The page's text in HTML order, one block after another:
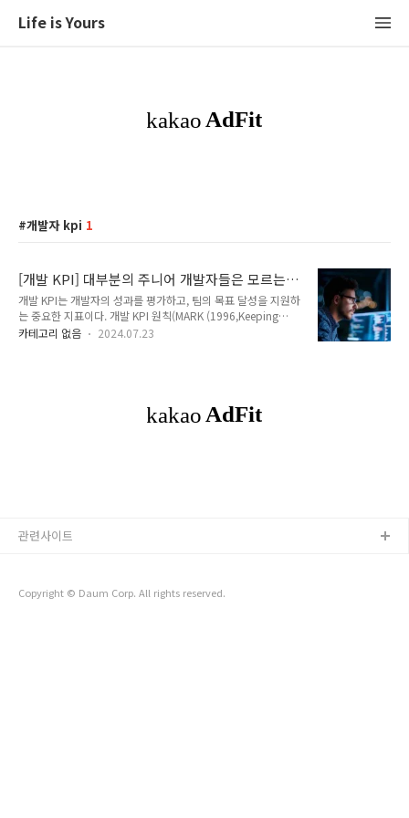
Life is Yours
개발자 kpi 1
[개발 KPI] 대부분의 주니어 개발자들은 모르는
핵심 성과 지표
개발 KPI는 개발자의 성과를 평가하고, 팀의 목표 달성을 지원하
는 중요한 지표이다. 개발 KPI 원칙(MARK (1996,Keeping
Scor))에서 핵심성과지표는 적을수록 좋으며 지표는 변경이 용
#1. 코드 품질 개발 KPI 중 하나는 코드 품질이다.이는 개발자가
작성한 코드가 얼마나 효율적이고 오류 없이 작동하는 지를 평가
카테고리 없음 2024.07.23
Copyright © Daum Corp. All rights reserved.
관련사이트